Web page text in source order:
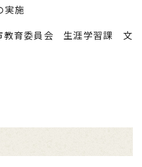
実施
教育委員会 生涯学習課 文